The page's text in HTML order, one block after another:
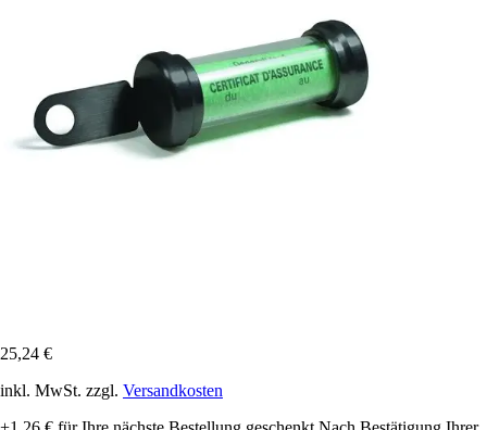
25,24 €
inkl. MwSt. zzgl. Versandkosten